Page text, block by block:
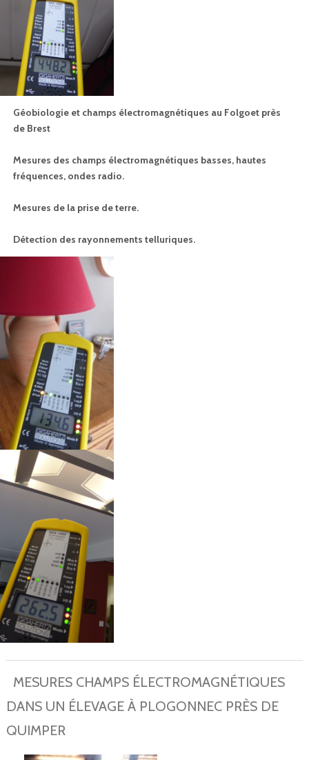
Géobiologie et champs électromagnétiques au Folgoet près
de Brest
Mesures des champs électromagnétiques basses, hautes
fréquences, ondes radio.
Mesures de la prise de terre.
Détection des rayonnements telluriques.
MESURES CHAMPS ÉLECTROMAGNÉTIQUES
DANS UN ÉLEVAGE À PLOGONNEC PRÈS DE
QUIMPER